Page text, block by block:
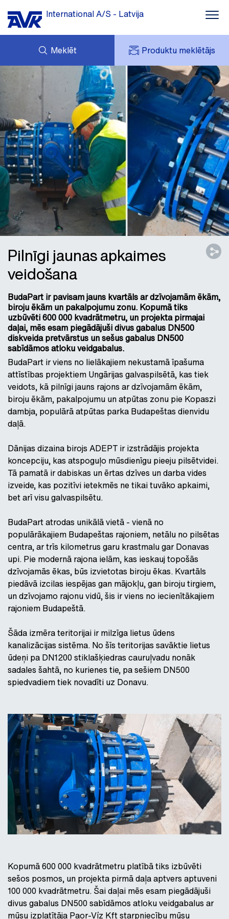
International A/S - Latvija
Meklēt Produktu meklētājs
JAUNUMI
LEJUPLĀDES
KONTAKTI
PAR AVK
GROZS
MANS AVK
AVK HOLDING (GROUP)
CENU LAPA
Pilnīgi jaunas apkaimes
veidošana
BudaPart ir pavisam jauns kvartāls ar dzīvojamām ēkām,
biroju ēkām un pakalpojumu zonu. Kopumā tiks
uzbūvēti 600 000 kvadrātmetru, un projekta pirmajai
daļai, mēs esam piegādājuši divus gabalus DN500
diskveida pretvārstus un sešus gabalus DN500
sabīdāmos atloku veidgabalus.
BudaPart ir viens no lielākajiem nekustamā īpašuma
attīstības projektiem Ungārijas galvaspilsētā, kas tiek
veidots, kā pilnīgi jauns rajons ar dzīvojamām ēkām,
biroju ēkām, pakalpojumu un atpūtas zonu pie Kopaszi
dambja, populārā atpūtas parka Budapeštas dienvidu
daļā.
Dānijas dizaina birojs ADEPT ir izstrādājis projekta
koncepciju, kas atspoguļo mūsdienīgu pieeju pilsētvidei.
Tā pamatā ir dabiskas un ērtas dzīves un darba vides
izveide, kas pozitīvi ietekmēs ne tikai tuvāko apkaimi,
bet arī visu galvaspilsētu.
BudaPart atrodas unikālā vietā - vienā no
populārākajiem Budapeštas rajoniem, netālu no pilsētas
centra, ar trīs kilometrus garu krastmalu gar Donavas
upi. Pie modernā rajona ielām, kas ieskauj topošās
dzīvojamās ēkas, būs izvietotas biroju ēkas. Kvartāls
piedāvā izcilas iespējas gan mājokļu, gan biroju tirgiem,
un dzīvojamo rajonu vidū, šis ir viens no iecienītākajiem
rajoniem Budapeštā.
Šāda izmēra teritorijai ir milzīga lietus ūdens
kanalizācijas sistēma. No šīs teritorijas savāktie lietus
ūdeņi pa DN1200 stiklašķiedras cauruļvadu nonāk
sadales šahtā, no kurienes tie, pa sešiem DN500
spiedvadiem tiek novadīti uz Donavu.
Kopumā 600 000 kvadrātmetru platībā tiks izbūvēti
sešos posmos, un projekta pirmā daļa aptvers aptuveni
100 000 kvadrātmetru. Šai daļai mēs esam piegādājuši
divus gabalus DN500 sabīdāmos atloku veidgabalus ar
mūsu izplatītāja Paor-Víz Kft starpniecību mūsu